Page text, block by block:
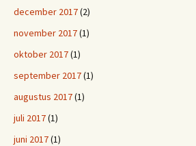
december 2017(2)
november 2017(1)
oktober 2017(1)
september 2017(1)
augustus 2017(1)
juli 2017(1)
juni 2017(1)